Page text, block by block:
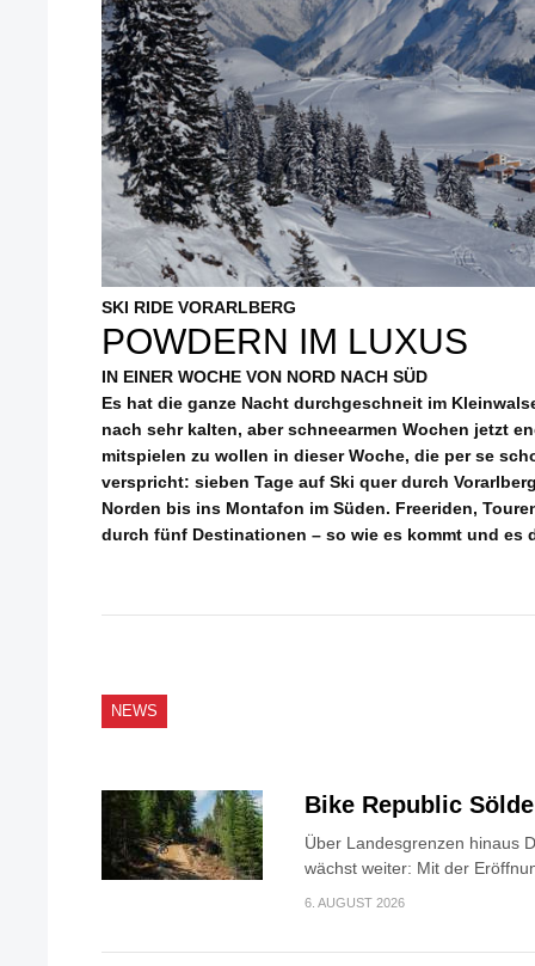
SKI RIDE VORARLBERG
POWDERN IM LUXUS
IN EINER WOCHE VON NORD NACH SÜD
Es hat die ganze Nacht durchgeschneit im
nach sehr kalten, aber schneearmen Wochen jetzt
mitspielen zu wollen in dieser Woche, die per se
verspricht: sieben Tage auf Ski quer durch
Norden bis ins Montafon im Süden. Freeriden,
durch fünf Destinationen – so wie es kommt und es
NEWS
Bike Republic
Über Landesgrenzen hinaus
wächst weiter: Mit der
6. AUGUST 2026